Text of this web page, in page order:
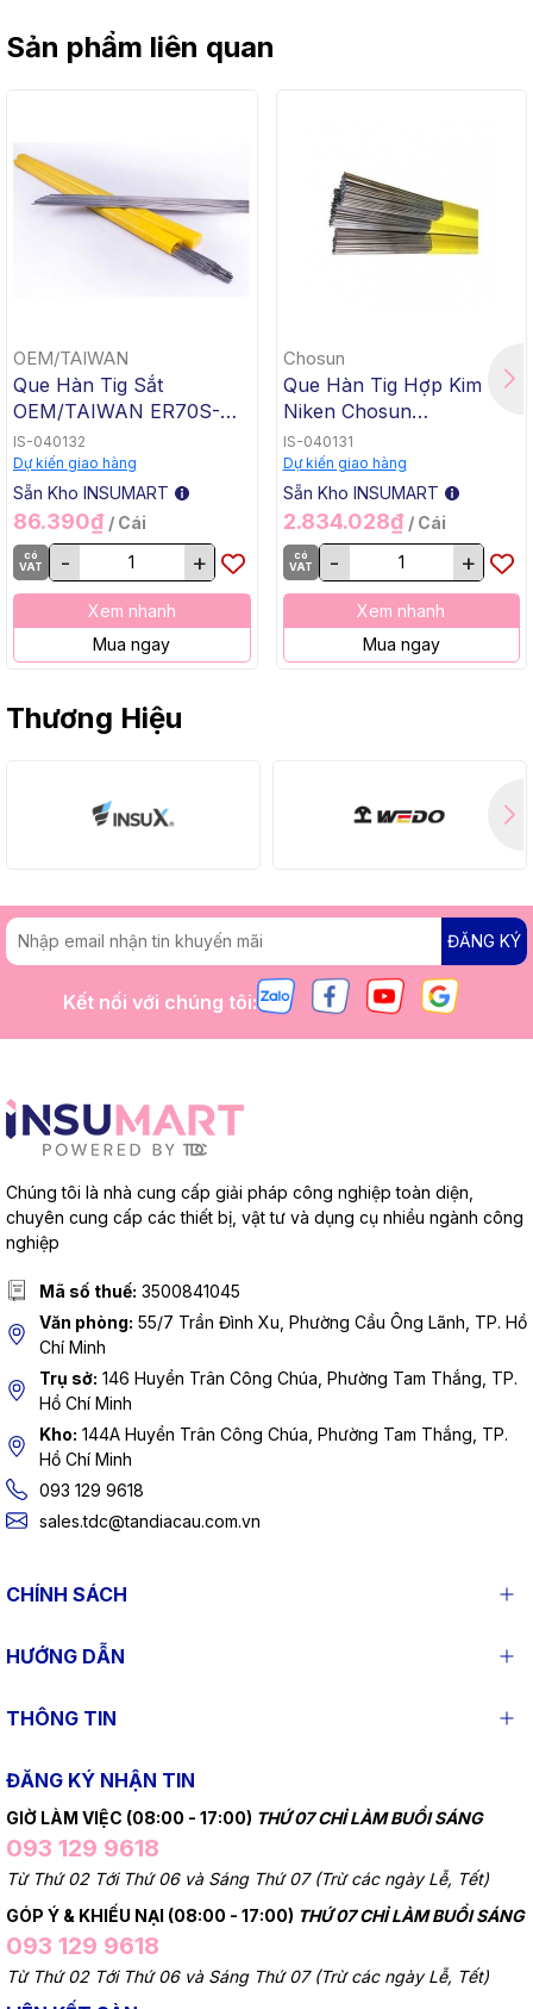
Sản phẩm liên quan
OEM/TAIWAN
Que Hàn Tig Sắt
OEM/TAIWAN ER70S-G
TG-50, 1.6x1000mm, 5 Kg
/ Hộp, 20 Kg / Thùng
IS-040132
Dự kiến giao hàng
Sẵn Kho INSUMART
86.390₫ / Cái
có
VAT
- +
Xem nhanh
Mua ngay
Chosun
Que Hàn Tig Hợp Kim
Niken Chosun
ERNiCrMo-3 TGC-625,
2.4x1000mm, 5 Kg / Hộp,
20 Kg / Thùng
IS-040131
Dự kiến giao hàng
Sẵn Kho INSUMART
2.834.028₫ / Cái
có
VAT
- +
Xem nhanh
Mua ngay
Thương Hiệu
ĐĂNG KÝ
Kết nối với chúng tôi:
Chúng tôi là nhà cung cấp giải pháp công nghiệp toàn diện,
chuyên cung cấp các thiết bị, vật tư và dụng cụ nhiều ngành công
nghiệp
Mã số thuế: 3500841045
Văn phòng: 55/7 Trần Đình Xu, Phường Cầu Ông Lãnh, TP. Hồ
Chí Minh
Trụ sở: 146 Huyền Trân Công Chúa, Phường Tam Thắng, TP.
Hồ Chí Minh
Kho: 144A Huyền Trân Công Chúa, Phường Tam Thắng, TP.
Hồ Chí Minh
093 129 9618
sales.tdc@tandiacau.com.vn
CHÍNH SÁCH
HƯỚNG DẪN
THÔNG TIN
ĐĂNG KÝ NHẬN TIN
GIỜ LÀM VIỆC (08:00 - 17:00) THỨ 07 CHỈ LÀM BUỔI SÁNG
093 129 9618
Từ Thứ 02 Tới Thứ 06 và Sáng Thứ 07 (Trừ các ngày Lễ, Tết)
GÓP Ý & KHIẾU NẠI (08:00 - 17:00) THỨ 07 CHỈ LÀM BUỔI SÁNG
093 129 9618
Từ Thứ 02 Tới Thứ 06 và Sáng Thứ 07 (Trừ các ngày Lễ, Tết)